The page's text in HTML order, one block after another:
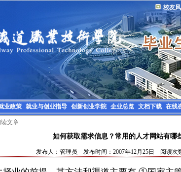
校友
业政策 就业与创业指导 创新创业学院 企业总览 文档下载 在线
文章
如何获取需求信息？常用的人才网站有哪
发布人：管理员 发布时间：2007年12月25日 阅读次